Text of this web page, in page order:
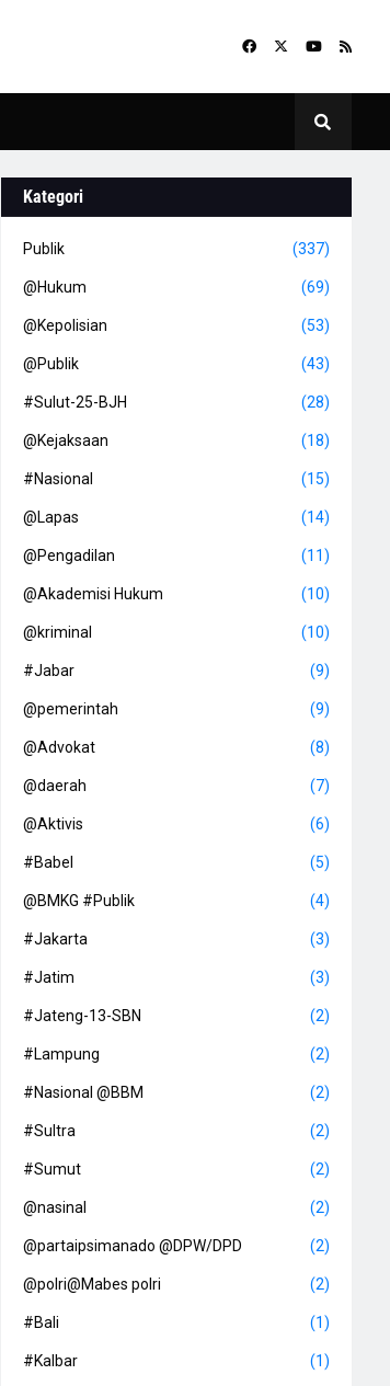
Kategori
Publik (337)
@Hukum (69)
@Kepolisian (53)
@Publik (43)
#Sulut-25-BJH (28)
@Kejaksaan (18)
#Nasional (15)
@Lapas (14)
@Pengadilan (11)
@Akademisi Hukum (10)
@kriminal (10)
#Jabar (9)
@pemerintah (9)
@Advokat (8)
@daerah (7)
@Aktivis (6)
#Babel (5)
@BMKG #Publik (4)
#Jakarta (3)
#Jatim (3)
#Jateng-13-SBN (2)
#Lampung (2)
#Nasional @BBM (2)
#Sultra (2)
#Sumut (2)
@nasinal (2)
@partaipsimanado @DPW/DPD (2)
@polri@Mabes polri (2)
#Bali (1)
#Kalbar (1)